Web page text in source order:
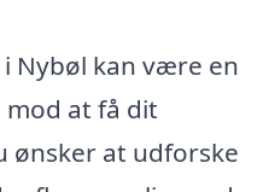
Nybøl kan være en
at få dit
ønsker at udforske